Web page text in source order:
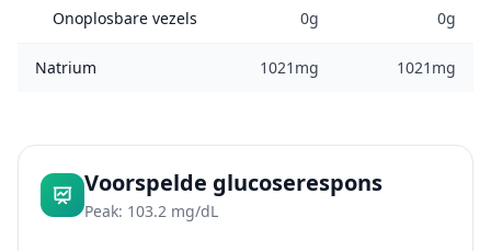
Onoplosbare vezels 0g 0g
Natrium 1021mg 1021mg
Voorspelde glucoserespons
Peak: 103.2 mg/dL